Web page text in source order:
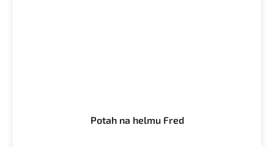
Potah na helmu Fred